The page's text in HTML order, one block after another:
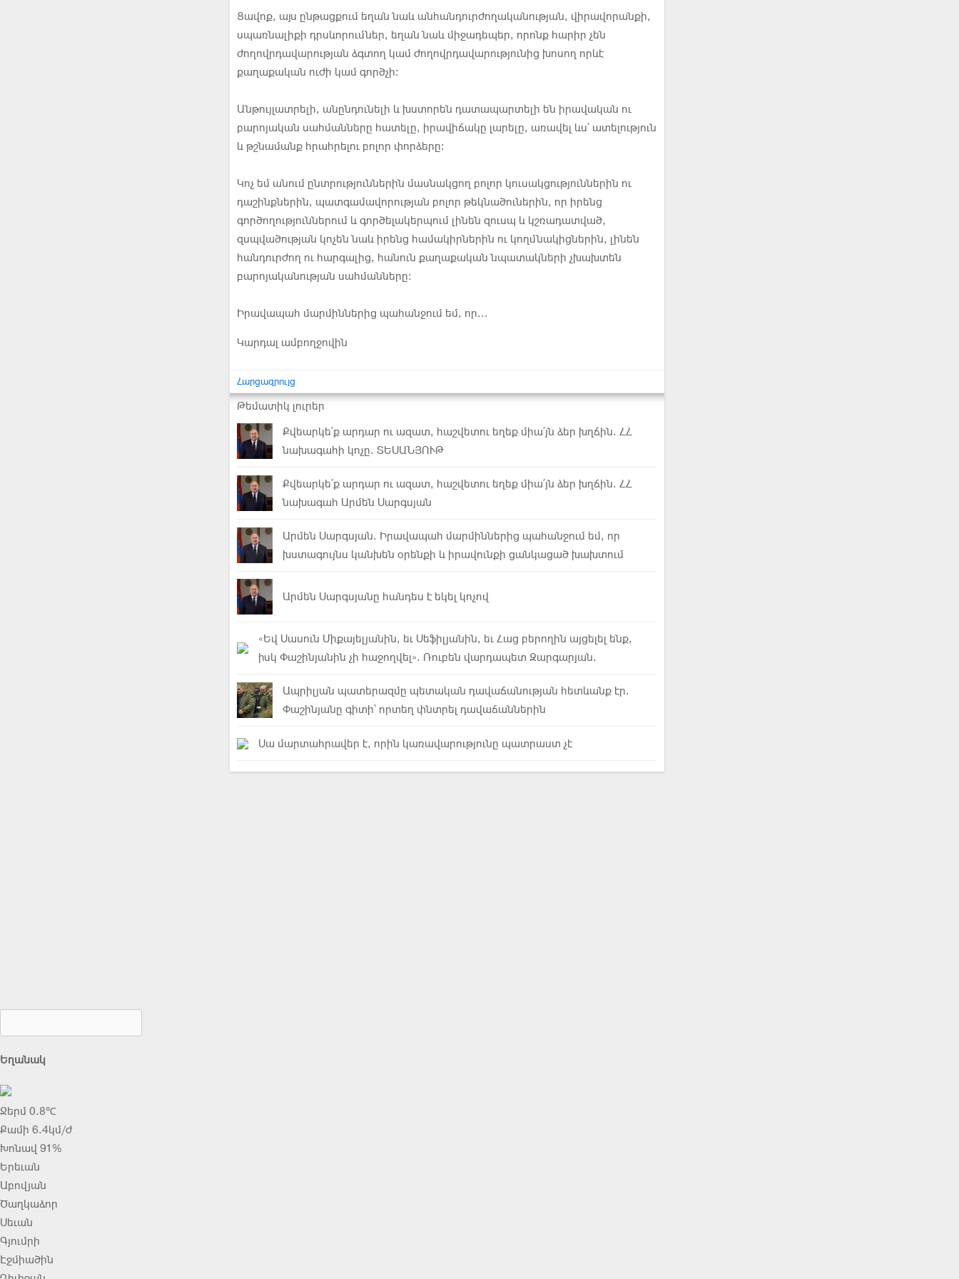
Ցավոք, այս ընթացքում եղան նաև անհանդուրժողականության, վիրավորանքի,
սպառնալիքի դրսևորումներ, եղան նաև միջադեպեր, որոնք հարիր չեն
ժողովրդավարության ձգտող կամ ժողովրդավարությունից խոսող որևէ
քաղաքական ուժի կամ գործչի։
Անթույլատրելի, անընդունելի և խստորեն դատապարտելի են իրավական ու
բարոյական սահմանները հատելը, իրավիճակը լարելը, առավել ևս՝ ատելություն
և թշնամանք հրահրելու բոլոր փորձերը։
Կոչ եմ անում ընտրություններին մասնակցող բոլոր կուսակցություններին ու
դաշինքներին, պատգամավորության բոլոր թեկնածուներին, որ իրենց
գործողություններում և գործելակերպում լինեն զուսպ և կշռադատված,
զսպվածության կոչեն նաև իրենց համակիրներին ու կողմնակիցներին, լինեն
հանդուրժող ու հարգալից, հանուն քաղաքական նպատակների չխախտեն
բարոյականության սահմանները։
Իրավապահ մարմիններից պահանջում եմ, որ...
Կարդալ ամբողջովին
Հարցազրույց
Թեմատիկ լուրեր
Քվեարկե՛ք արդար ու ազատ, հաշվետու եղեք միա՛յն ձեր խղճին. ՀՀ
նախագահի կոչը. ՏԵՍԱՆՅՈՒԹ
Քվեարկե՛ք արդար ու ազատ, հաշվետու եղեք միա՛յն ձեր խղճին. ՀՀ
նախագահ Արմեն Սարգսյան
Արմեն Սարգսյան. Իրավապահ մարմիններից պահանջում եմ, որ
խստագույնս կանխեն օրենքի և իրավունքի ցանկացած խախտում
Արմեն Սարգսյանը հանդես է եկել կոչով
«Եվ Սասուն Միքայելյանին, եւ Սեֆիլյանին, եւ Հաց բերողին այցելել ենք,
իսկ Փաշինյանին չի հաջողվել». Ռուբեն վարդապետ Զարգարյան.
Ապրիլյան պատերազմը պետական դավաճանության հետևանք էր.
Փաշինյանը գիտի՝ որտեղ փնտրել դավաճաններին
Սա մարտահրավեր է, որին կառավարությունը պատրաստ չէ
Եղանակ
Ջերմ 0.8℃
Քամի 6.4կմ/ժ
Խոնավ 91%
Երեւան
Աբովյան
Ծաղկաձոր
Սեւան
Գյումրի
Էջմիածին